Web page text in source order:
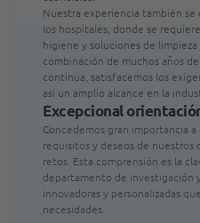
Nuestra experiencia también se
los hospitales, donde se
higiene y soluciones de
combinación de muchos años
continua, satisfacemos los
así un amplio alcance en la
Excepcional
Concedemos gran importancia
requisitos y deseos de nuestros
retos. Esta comprensión es la
departamento de investigación
innovadoras y personalizadas
necesidades.